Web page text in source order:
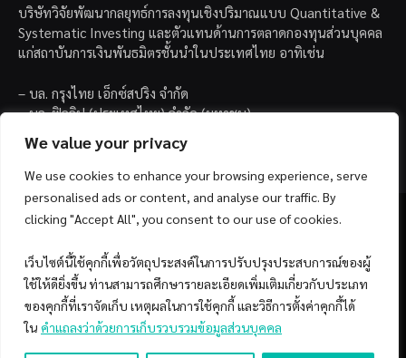
We value your privacy
We use cookies to enhance your browsing experience, serve
personalised ads or content, and analyse our traffic. By
clicking "Accept All", you consent to our use of cookies.
เว็บไซต์นี้ใช้คุกกี้เพื่อวัตถุประสงค์ในการปรับปรุงประสบการณ์ของผู้
ใช้ให้ดียิ่งขึ้น ท่านสามารถศึกษารายละเอียดเพิ่มเติมเกี่ยวกับประเภท
ของคุกกี้ที่เราจัดเก็บ เหตุผลในการใช้คุกกี้ และวิธีการตั้งค่าคุกกี้ได้
ใน คำแถลงว่าด้วยการเก็บรวบรวมข้อมูลส่วนบุคคล
บริษัทวิจัยพัฒนากลยุทธ์การลงทุนเชิงปริมาณแบบ Quantitative &
Systematic Investing และตัวแทนด้านการตลาดกองทุนส่วนบุคคล
แก่สถาบันการเงินพันธมิตรชั้นนำในประเทศไทย อาทิเช่น
– บล. กรุงไทย เอ็กซ์สปริง จำกัด
– บล. ฟิลลิป (ประเทศไทย) จำกัด (มหาชน)
FacebookYouTube
© 2026 Copyright by SiamQuant.